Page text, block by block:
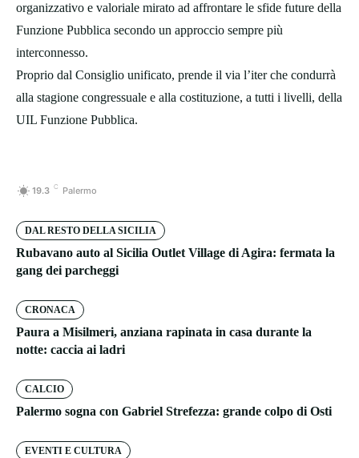
organizzativo e valoriale mirato ad affrontare le sfide future della
Funzione Pubblica secondo un approccio sempre più
interconnesso.
Proprio dal Consiglio unificato, prende il via l’iter che condurrà
alla stagione congressuale e alla costituzione, a tutti i livelli, della
UIL Funzione Pubblica.
19.3 C Palermo
DAL RESTO DELLA SICILIA
Rubavano auto al Sicilia Outlet Village di Agira: fermata la
gang dei parcheggi
CRONACA
Paura a Misilmeri, anziana rapinata in casa durante la
notte: caccia ai ladri
CALCIO
Palermo sogna con Gabriel Strefezza: grande colpo di Osti
EVENTI E CULTURA